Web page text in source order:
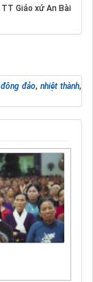
TT Giáo xứ An Bài
đông đảo, nhiệt thành,